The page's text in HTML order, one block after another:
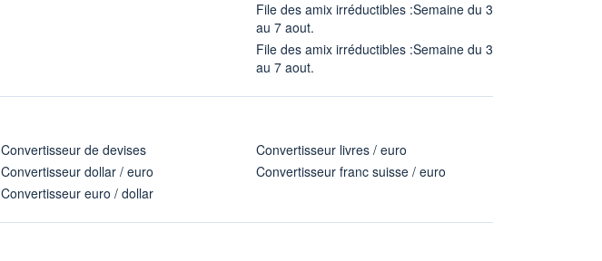
File des amix irréductibles :Semaine du 3
au 7 aout.
File des amix irréductibles :Semaine du 3
au 7 aout.
Convertisseur de devises
Convertisseur dollar / euro
Convertisseur euro / dollar
Convertisseur livres / euro
Convertisseur franc suisse / euro